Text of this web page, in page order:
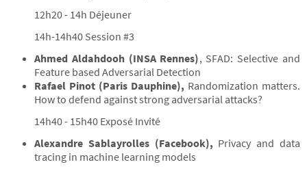
12h20 - 14h Déjeuner
14h-14h40 Session #3
Ahmed Aldahdooh (INSA Rennes), SFAD: Selective and
Feature based Adversarial Detection
Rafael Pinot (Paris Dauphine), Randomization matters.
How to defend against strong adversarial attacks?
14h40 - 15h40 Exposé Invité
Alexandre Sablayrolles (Facebook), Privacy and data
tracing in machine learning models